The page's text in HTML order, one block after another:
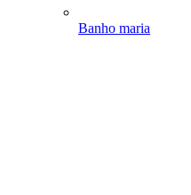
Banho maria